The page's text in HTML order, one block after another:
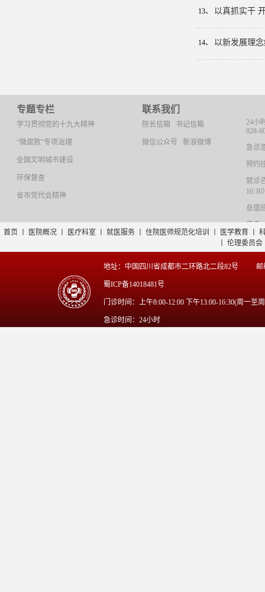
13、 以真抓实干
14、 以新发展理
专题专栏
学习贯彻党的十九大精神
“微腐败”专项治理
全国文明城市建设
环保督查
省市党代会精神
联系我们
院长信箱 书记信箱
微信公众号 新浪微博
24小
028-
急诊
预约
就诊
16:30
总值
传真
首页
医院概况 医疗科室 就医服务 住院医师规范化培训 医学教育
伦理委员会
地址：中国四川省成都市二环路北二段82号 邮
蜀ICP备14018481号
门诊时间：上午8:00-12:00 下午13:00-16:30(周一至
急诊时间：24小时